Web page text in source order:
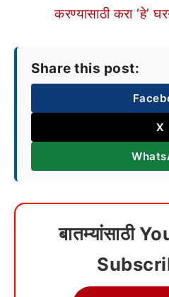
करण्यासाठी करा ‘हे’
Share this post:
X
बातम्यांसाठी